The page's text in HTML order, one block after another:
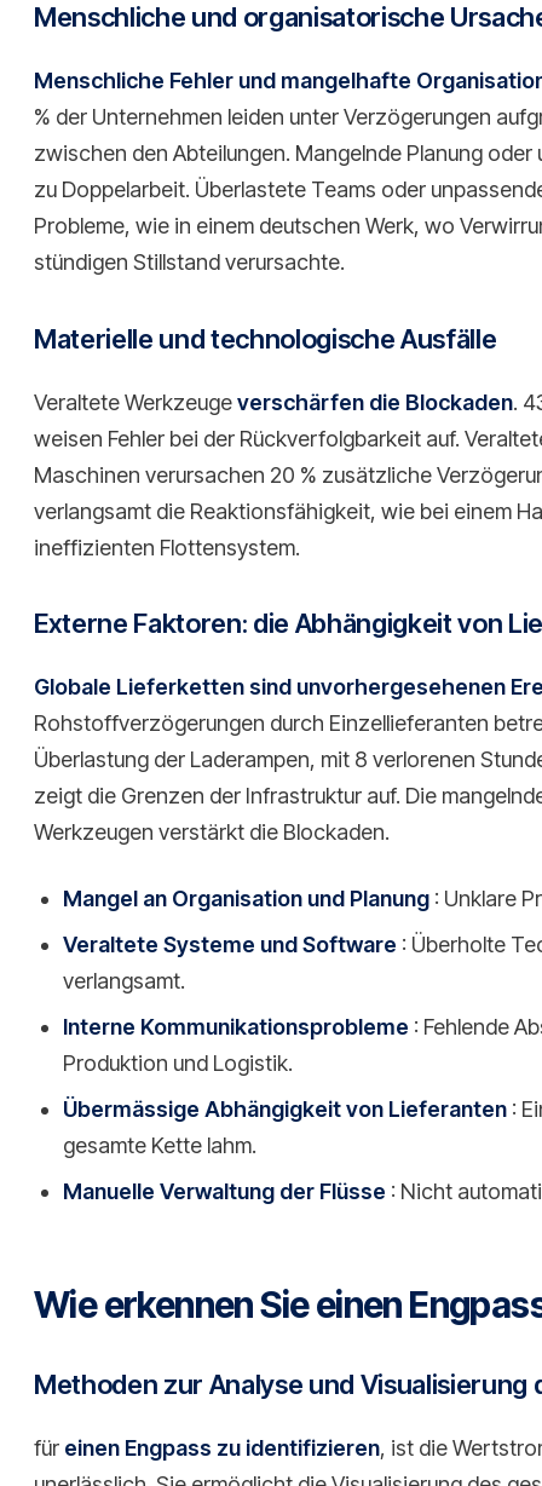
Menschliche und organisatorische
Menschliche Fehler und mangelhafte
% der Unternehmen leiden unter Verzögerungen
zwischen den Abteilungen. Mangelnde Planung
zu Doppelarbeit. Überlastete Teams oder
Probleme, wie in einem deutschen Werk, wo
stündigen Stillstand verursachte.
Materielle und technologische Ausfälle
Veraltete Werkzeugeverschärfen die Blockaden.
weisen Fehler bei der Rückverfolgbarkeit auf.
Maschinen verursachen 20 % zusätzliche
verlangsamt die Reaktionsfähigkeit, wie bei einem
ineffizienten Flottensystem.
Externe Faktoren: die Abhängigkeit von
Globale Lieferketten sind unvorhergesehenen
Rohstoffverzögerungen durch Einzellieferanten
Überlastung der Laderampen, mit 8 verlorenen
zeigt die Grenzen der Infrastruktur auf. Die
Werkzeugen verstärkt die Blockaden.
Mangel an Organisation und Planung : Unklare
Veraltete Systeme und Software : Überholte
verlangsamt.
Interne Kommunikationsprobleme : Fehlende
Produktion und Logistik.
Übermässige Abhängigkeit von Lieferanten :
gesamte Kette lahm.
Manuelle Verwaltung der Flüsse : Nicht
Wie erkennen Sie einen
Methoden zur Analyse und Visualisierung
für einen Engpass zu identifizieren, ist die